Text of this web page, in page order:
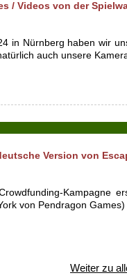
/ Videos von der
in Nürnberg haben wir
auch unsere
Version von
Kampagne
von Pendragon
Weiter zu